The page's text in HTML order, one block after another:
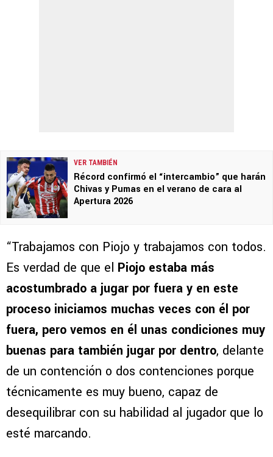
VER TAMBIÉN
Récord confirmó el “intercambio” que harán
Chivas y Pumas en el verano de cara al
Apertura 2026
“Trabajamos con Piojo y trabajamos con todos.
Es verdad de que el Piojo estaba más
acostumbrado a jugar por fuera y en este
proceso iniciamos muchas veces con él por
fuera, pero vemos en él unas condiciones muy
buenas para también jugar por dentro, delante
de un contención o dos contenciones porque
técnicamente es muy bueno, capaz de
desequilibrar con su habilidad al jugador que lo
esté marcando.